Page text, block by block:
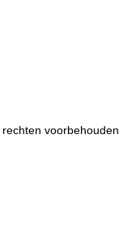
voorbehouden.